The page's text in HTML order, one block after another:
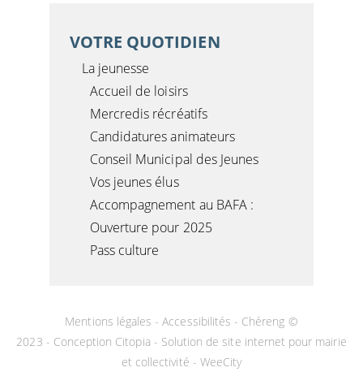
VOTRE QUOTIDIEN
La jeunesse
Accueil de loisirs
Mercredis récréatifs
Candidatures animateurs
Conseil Municipal des Jeunes
Vos jeunes élus
Accompagnement au BAFA :
Ouverture pour 2025
Pass culture
Mentions légales -Accessibilités - Chéreng ©
2023 - Conception Citopia- Solution de site internet pour mairie
et collectivité - WeeCity